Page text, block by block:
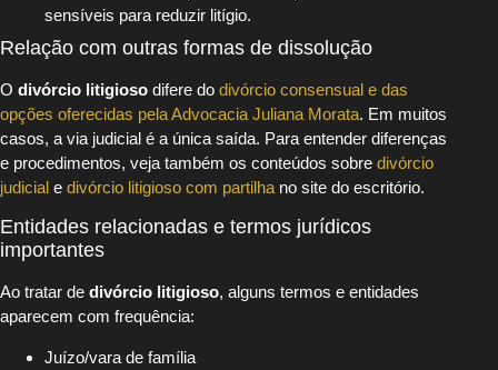
sensíveis para reduzir litígio.
Relação com outras formas de dissolução
O divórcio litigioso difere do divórcio consensual e das
opções oferecidas pela Advocacia Juliana Morata. Em muitos
casos, a via judicial é a única saída. Para entender diferenças
e procedimentos, veja também os conteúdos sobre divórcio
judicial e divórcio litigioso com partilha no site do escritório.
Entidades relacionadas e termos jurídicos
importantes
Ao tratar de divórcio litigioso, alguns termos e entidades
aparecem com frequência:
Juízo/vara de família